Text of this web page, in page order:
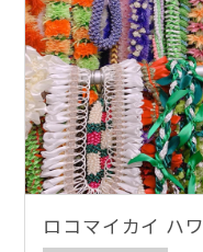
ロコマイカイ ハ